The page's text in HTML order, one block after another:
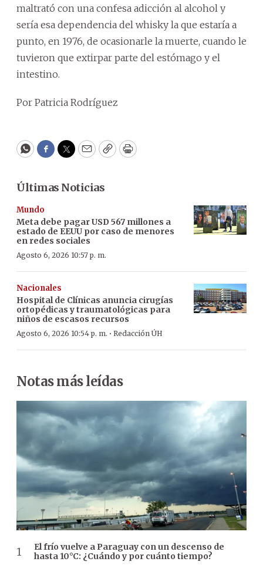
maltrató con una confesa adicción al alcohol y
sería esa dependencia del whisky la que estaría a
punto, en 1976, de ocasionarle la muerte, cuando le
tuvieron que extirpar parte del estómago y el
intestino.
Por Patricia Rodríguez
WhatsApp
Facebook
Twitter
EmailCopyPrint
Últimas Noticias
Mundo
Meta debe pagar USD 567 millones a
estado de EEUU por caso de menores
en redes sociales
Agosto 6, 2026 10:57 p. m.
Nacionales
Hospital de Clínicas anuncia cirugías
ortopédicas y traumatológicas para
niños de escasos recursos
Agosto 6, 2026 10:54 p. m. · Redacción ÚH
Notas más leídas
El frío vuelve a Paraguay con un descenso de
hasta 10°C: ¿Cuándo y por cuánto tiempo?